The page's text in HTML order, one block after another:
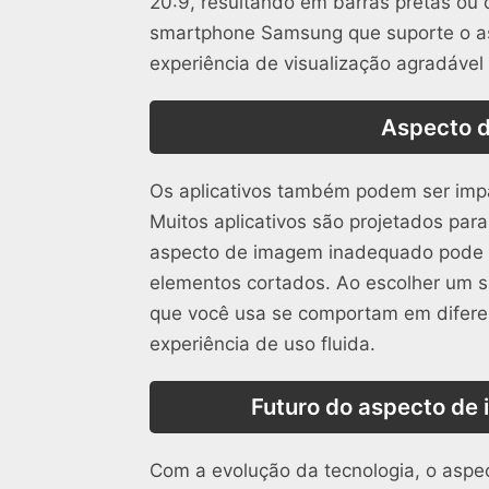
smartphone Samsung que suporte o
experiência de visualização
Aspecto
Os aplicativos também podem ser
Muitos aplicativos são projetados
aspecto de imagem inadequado
elementos cortados. Ao escolher um
que você usa se comportam em
experiência de uso fluida.
Futuro do aspecto de
Com a evolução da tecnologia, o